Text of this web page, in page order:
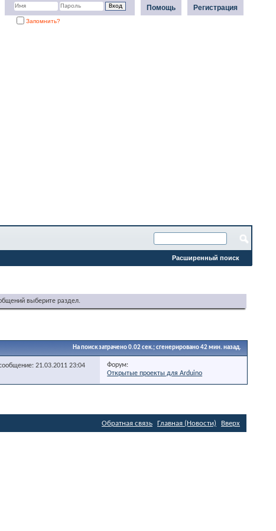
Регистрация
Помощь
Запомнить?
Расширенный поиск
выберите раздел.
На поиск затрачено0.02сек.; сгенерировано 42 мин. назад.
21.03.201123:04
Форум:
Открытые проекты для Arduino
Обратная связь Главная (Новости) Вверх